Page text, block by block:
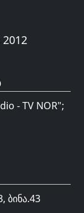
- TV NOR";
ბინა.43